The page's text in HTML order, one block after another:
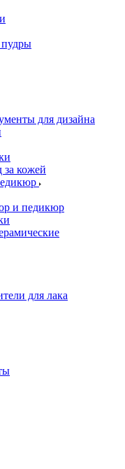
для дизайна
кожей
и педикюр
для лака